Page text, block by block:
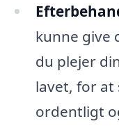
kunne give
du plejer
lavet, for at
ordentligt